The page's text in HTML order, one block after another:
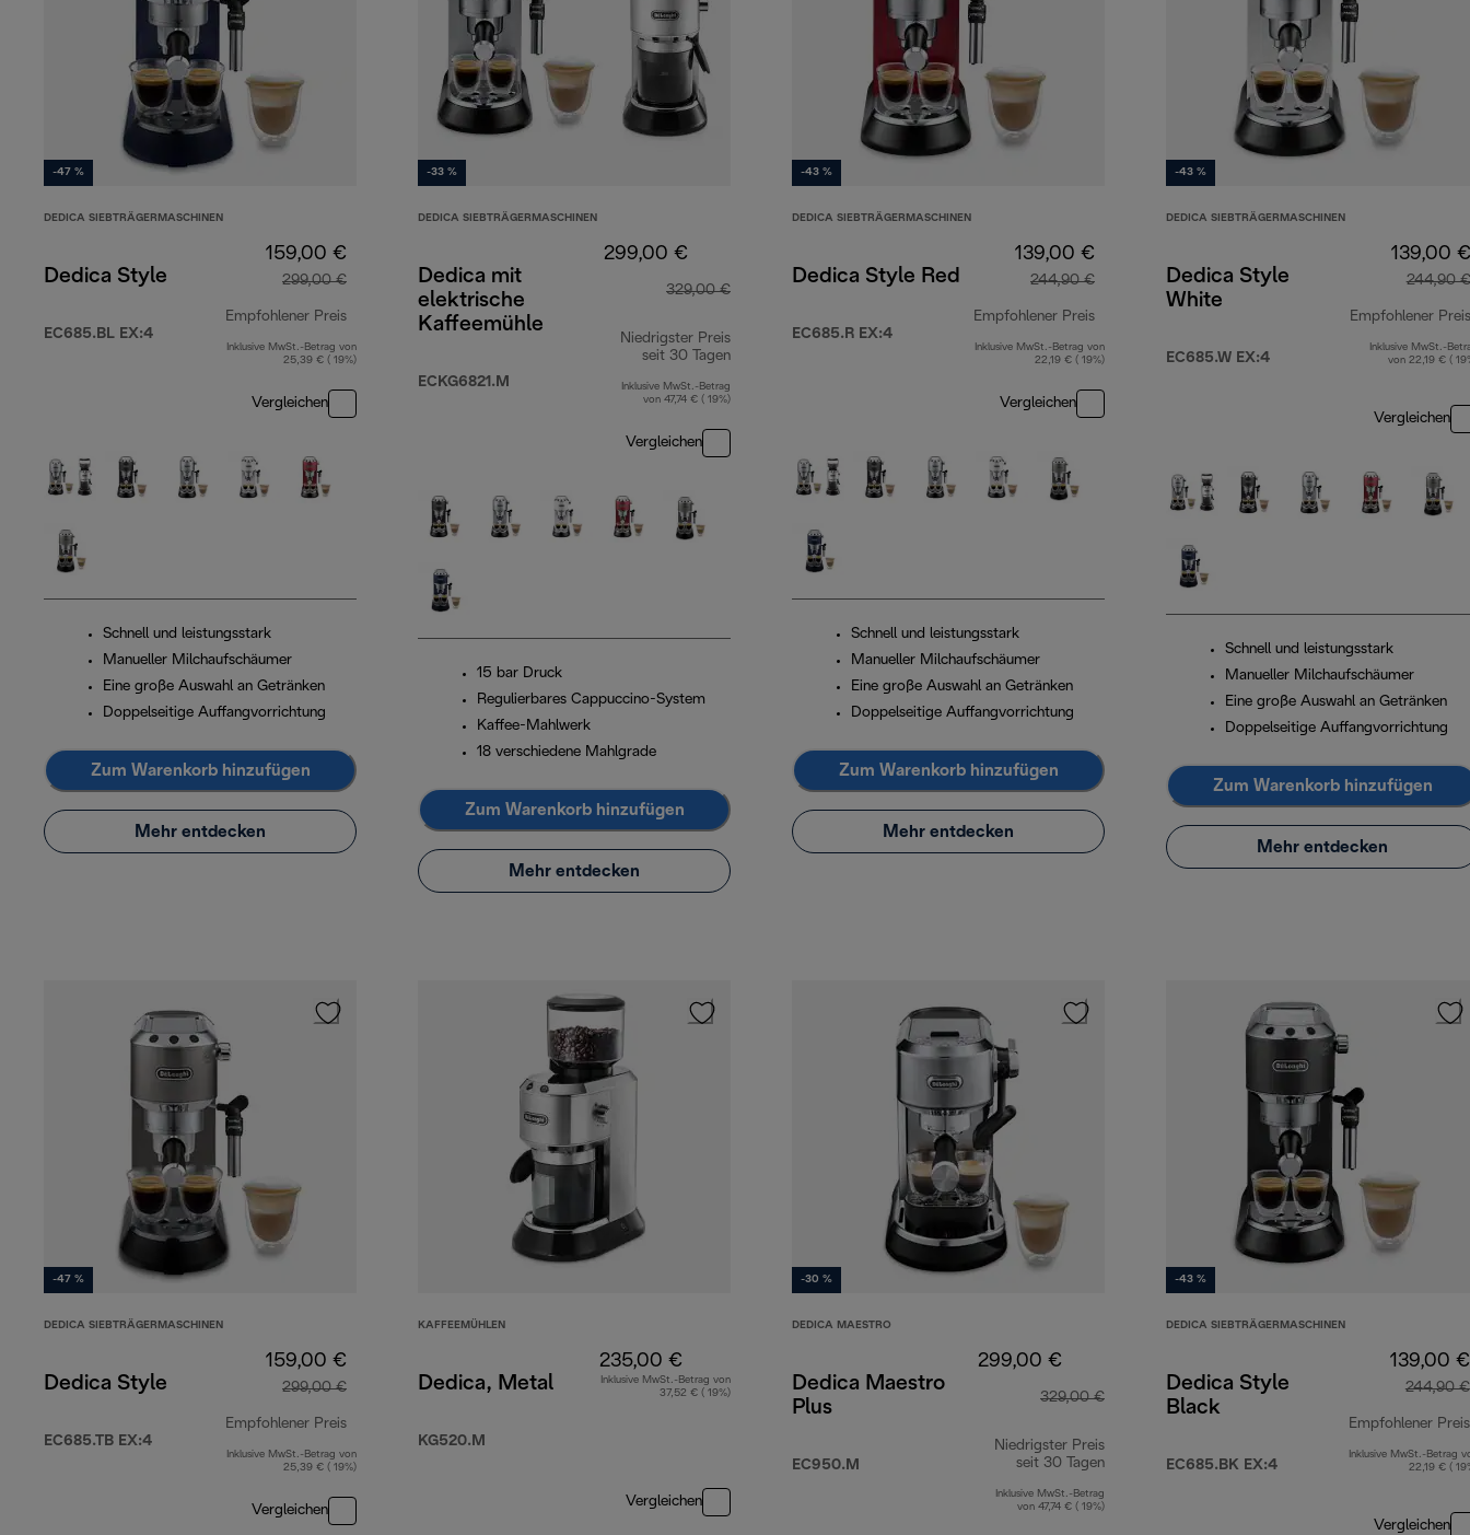
-47 %
DEDICA SIEBTRÄGERMASCHINEN
Dedica Style
EC685.BL EX:4
159,00 €
299,00 €
Empfohlener Preis
Originalpreis 299,00 €
Inklusive MwSt.-Betrag von
25,39 € ( 19%)
Vergleichen
Schnell und leistungsstark
Manueller Milchaufschäumer
Eine große Auswahl an Getränken
Doppelseitige Auffangvorrichtung
Zum Warenkorb hinzufügen
Mehr entdecken
-33 %
DEDICA SIEBTRÄGERMASCHINEN
Dedica mit
elektrische
Kaffeemühle
ECKG6821.M
299,00 €
329,00 €
Niedrigster Preis
seit 30 Tagen
Inklusive MwSt.-Betrag
von 47,74 € ( 19%)
Vergleichen
15 bar Druck
Regulierbares Cappuccino-System
Kaffee-Mahlwerk
18 verschiedene Mahlgrade
Zum Warenkorb hinzufügen
Mehr entdecken
-43 %
DEDICA SIEBTRÄGERMASCHINEN
Dedica Style Red
EC685.R EX:4
139,00 €
244,90 €
Empfohlener Preis
Originalpreis 244,90 €
Inklusive MwSt.-Betrag von
22,19 € ( 19%)
Vergleichen
Schnell und leistungsstark
Manueller Milchaufschäumer
Eine große Auswahl an Getränken
Doppelseitige Auffangvorrichtung
Zum Warenkorb hinzufügen
Mehr entdecken
-43 %
DEDICA SIEBTRÄGERMASCHINEN
Dedica Style
White
EC685.W EX:4
139,00 €
244,90 €
Empfohlener Preis
Inklusive MwSt.-
von 22,19 € (
Vergleichen
Schnell und leistungsstark
Manueller Milchaufschäumer
Eine große Auswahl an Getränken
Doppelseitige Auffangvorrichtung
Zum Warenkorb hinzufügen
Mehr entdecken
-47 %
DEDICA SIEBTRÄGERMASCHINEN
Dedica Style
EC685.TB EX:4
159,00 €
299,00 €
Empfohlener Preis
Originalpreis 299,00 €
Inklusive MwSt.-Betrag von
25,39 € ( 19%)
Vergleichen
KAFFEEMÜHLEN
Dedica, Metal
KG520.M
235,00 €
Inklusive MwSt.-Betrag von
37,52 € ( 19%)
Vergleichen
-30 %
DEDICA MAESTRO
Dedica Maestro
Plus
EC950.M
299,00 €
329,00 €
Niedrigster Preis
seit 30 Tagen
Inklusive MwSt.-Betrag
von 47,74 € ( 19%)
-43 %
DEDICA SIEBTRÄGERMASCHINEN
Dedica Style
Black
EC685.BK EX:4
139,00 €
244,90 €
Empfohlener Preis
Inklusive MwSt.-Betrag
22,19 € (
Vergleichen